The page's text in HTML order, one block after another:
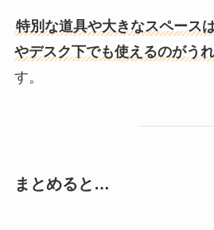
特別な道具や大きなスペース
やデスク下でも使えるのがう
す。
まとめると…